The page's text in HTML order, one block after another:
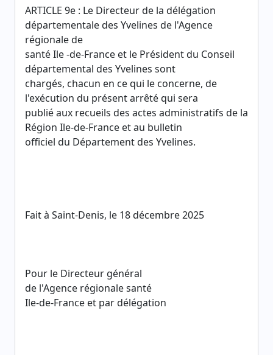
ARTICLE 9e : Le Directeur de la délégation
départementale des Yvelines de l'Agence
régionale de
santé Ile -de-France et le Président du Conseil
départemental des Yvelines sont
chargés, chacun en ce qui le concerne, de
l'exécution du présent arrêté qui sera
publié aux recueils des actes administratifs de la
Région Ile-de-France et au bulletin
officiel du Département des Yvelines.
Fait à Saint-Denis, le 18 décembre 2025
Pour le Directeur général
de l'Agence régionale santé
Ile-de-France et par délégation